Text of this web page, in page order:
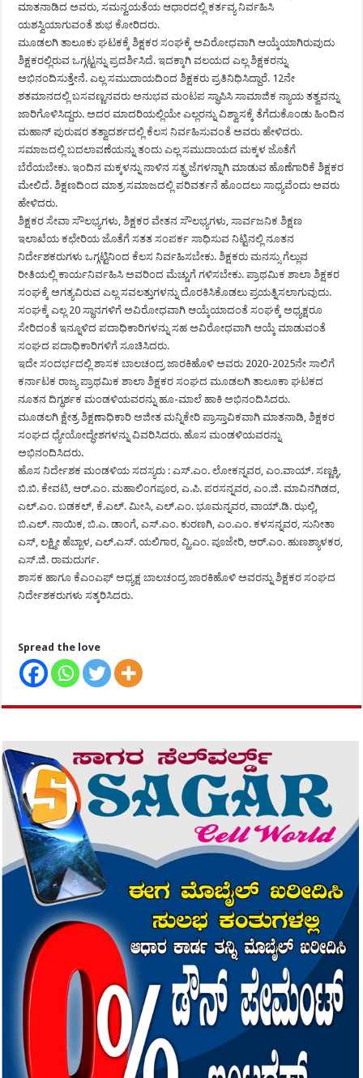
ಮಾತನಾಡಿದ ಅವರು, ಸಮನ್ವಯತೆಯ ಆಧಾರದಲ್ಲಿ ಕರ್ತವ್ಯ ನಿರ್ವಹಿಸಿ
ಯಶಸ್ವಿಯಾಗುವಂತೆ ಶುಭ ಕೋರಿದರು.
ಮೂಡಲಗಿ ತಾಲೂಕು ಘಟಕಕ್ಕೆ ಶಿಕ್ಷಕರ ಸಂಘಕ್ಕೆ ಅವಿರೋಧವಾಗಿ ಆಯ್ಕೆಯಾಗಿರುವುದು
ಶಿಕ್ಷಕರಲ್ಲಿರುವ ಒಗ್ಗಟ್ಟನ್ನು ಪ್ರದರ್ಶಿಸಿದೆ. ಇದಕ್ಕಾಗಿ ವಲಯದ ಎಲ್ಲ ಶಿಕ್ಷಕರನ್ನು
ಅಭಿನಂದಿಸುತ್ತೇನೆ. ಎಲ್ಲ ಸಮುದಾಯದಿಂದ ಶಿಕ್ಷಕರು ಪ್ರತಿನಿಧಿಸಿದ್ದಾರೆ. 12ನೇ
ಶತಮಾನದಲ್ಲಿ ಬಸವಣ್ಣನವರು ಅನುಭವ ಮಂಟಪ ಸ್ಥಾಪಿಸಿ ಸಾಮಾಜಿಕ ನ್ಯಾಯ ತತ್ವವನ್ನು
ಜಾರಿಗೊಳಿಸಿದ್ದರು. ಅದರ ಮಾದರಿಯಲ್ಲಿಯೇ ಎಲ್ಲರನ್ನು ವಿಶ್ವಾಸಕ್ಕೆ ತೆಗೆದುಕೊಂಡು ಹಿಂದಿನ
ಮಹಾನ್ ಪುರುಷರ ತತ್ವಾದರ್ಶದಲ್ಲಿ ಕೆಲಸ ನಿರ್ವಹಿಸುವಂತೆ ಅವರು ಹೇಳಿದರು.
ಸಮಾಜದಲ್ಲಿ ಬದಲಾವಣೆಯನ್ನು ತಂದು ಎಲ್ಲ ಸಮುದಾಯದ ಮಕ್ಕಳ ಜೊತೆಗೆ
ಬೆರೆಯಬೇಕು. ಇಂದಿನ ಮಕ್ಕಳನ್ನು ನಾಳಿನ ಸತ್ಪ್ರಜೆಗಳನ್ನಾಗಿ ಮಾಡುವ ಹೊಣೆಗಾರಿಕೆ ಶಿಕ್ಷಕರ
ಮೇಲಿದೆ. ಶಿಕ್ಷಣದಿಂದ ಮಾತ್ರ ಸಮಾಜದಲ್ಲಿ ಪರಿವರ್ತನೆ ಹೊಂದಲು ಸಾಧ್ಯವೆಂದು ಅವರು
ಹೇಳಿದರು.
ಶಿಕ್ಷಕರ ಸೇವಾ ಸೌಲಭ್ಯಗಳು, ಶಿಕ್ಷಕರ ವೇತನ ಸೌಲಭ್ಯಗಳು, ಸಾರ್ವಜನಿಕ ಶಿಕ್ಷಣ
ಇಲಾಖೆಯ ಕಛೇರಿಯ ಜೊತೆಗೆ ಸತತ ಸಂಪರ್ಕ ಸಾಧಿಸುವ ನಿಟ್ಟಿನಲ್ಲಿ ನೂತನ
ನಿರ್ದೇಶಕರುಗಳು ಒಗ್ಗಟ್ಟಿನಿಂದ ಕೆಲಸ ನಿರ್ವಹಿಸಬೇಕು. ಶಿಕ್ಷಕರು ಮನಸ್ಸು ಗೆಲ್ಲುವ
ರೀತಿಯಲ್ಲಿ ಕಾರ್ಯನಿರ್ವಹಿಸಿ ಅವರಿಂದ ಮೆಚ್ಚುಗೆ ಗಳಿಸಬೇಕು. ಪ್ರಾಥಮಿಕ ಶಾಲಾ ಶಿಕ್ಷಕರ
ಸಂಘಕ್ಕೆ ಅಗತ್ಯವಿರುವ ಎಲ್ಲ ಸವಲತ್ತುಗಳನ್ನು ದೊರಕಿಸಿಕೊಡಲು ಪ್ರಯತ್ನಿಸಲಾಗುವುದು.
ಸಂಘಕ್ಕೆ ಎಲ್ಲ 20 ಸ್ಥಾನಗಳಿಗೆ ಅವಿರೋಧವಾಗಿ ಆಯ್ಕೆಯಾದಂತೆ ಸಂಘಕ್ಕೆ ಅಧ್ಯಕ್ಷರೂ
ಸೇರಿದಂತೆ ಇನ್ನೂಳಿದ ಪದಾಧಿಕಾರಿಗಳನ್ನು ಸಹ ಅವಿರೋಧವಾಗಿ ಆಯ್ಕೆ ಮಾಡುವಂತೆ
ಸಂಘದ ಪದಾಧಿಕಾರಿಗಳಿಗೆ ಸೂಚಿಸಿದರು.
ಇದೇ ಸಂದರ್ಭದಲ್ಲಿ ಶಾಸಕ ಬಾಲಚಂದ್ರ ಜಾರಕಿಹೊಳಿ ಅವರು 2020-2025ನೇ ಸಾಲಿಗೆ
ಕರ್ನಾಟಕ ರಾಜ್ಯ ಪ್ರಾಥಮಿಕ ಶಾಲಾ ಶಿಕ್ಷಕರ ಸಂಘದ ಮೂಡಲಗಿ ತಾಲೂಕಾ ಘಟಕದ
ನೂತನ ದಿಗ್ಧರ್ಶಕ ಮಂಡಳಿಯವರನ್ನು ಹೂ-ಮಾಲೆ ಹಾಕಿ ಅಭಿನಂದಿಸಿದರು.
ಮೂಡಲಗಿ ಕ್ಷೇತ್ರ ಶಿಕ್ಷಣಾಧಿಕಾರಿ ಅಜೀತ ಮನ್ನಿಕೇರಿ ಪ್ರಾಸ್ತಾವಿಕವಾಗಿ ಮಾತನಾಡಿ, ಶಿಕ್ಷಕರ
ಸಂಘದ ಧ್ಯೇಯೋದ್ಧೇಶಗಳನ್ನು ವಿವರಿಸಿದರು. ಹೊಸ ಮಂಡಳಿಯವರನ್ನು
ಅಭಿನಂದಿಸಿದರು.
ಹೊಸ ನಿರ್ದೇಶಕ ಮಂಡಳಿಯ ಸದಸ್ಯರು : ಎಸ್.ಎಂ. ಲೋಕನ್ನವರ, ಎಂ.ವಾಯ್. ಸಣ್ಣಕ್ಕಿ,
ಬಿ.ಬಿ. ಕೇವಟಿ, ಆರ್.ಎಂ. ಮಹಾಲಿಂಗಪೂರ, ಎ.ಪಿ. ಪರಸನ್ನವರ, ಎಂ.ಜಿ. ಮಾವಿನಗಿಡದ,
ಎಲ್.ಎಂ. ಬಡಕಲ್, ಕೆ.ಎಲ್. ಮೀಸಿ, ಎಲ್.ಎಂ. ಭೂಮನ್ನವರ, ವಾಯ್.ಡಿ. ಝಲ್ಲಿ,
ಬಿ.ಎಲ್. ನಾಯಿಕ, ಬಿ.ಎ. ಡಾಂಗೆ, ಎಸ್.ಎಂ. ಕುರಣಗಿ, ಎಂ.ಎಂ. ಕಳಸನ್ನವರ, ಸುನೀತಾ
ಎಸ್, ಲಕ್ಷ್ಮೀ ಹೆಬ್ಬಾಳ, ಎಲ್.ಎಸ್. ಯಲಿಗಾರ, ವ್ಹಿ.ಎಂ. ಪೂಜೇರಿ, ಆರ್.ಎಂ. ಹುಣಶ್ಯಾಳಕರ,
ಎಸ್.ಜಿ. ರಾಮದುರ್ಗ.
ಶಾಸಕ ಹಾಗೂ ಕೆಎಂಎಫ್ ಅಧ್ಯಕ್ಷ ಬಾಲಚಂದ್ರ ಜಾರಕಿಹೊಳಿ ಅವರನ್ನು ಶಿಕ್ಷಕರ ಸಂಘದ
ನಿರ್ದೇಶಕರುಗಳು ಸತ್ಕರಿಸಿದರು.
Spread the love